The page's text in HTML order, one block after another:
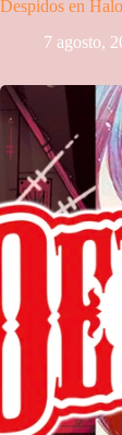
Despidos en
7 agosto,